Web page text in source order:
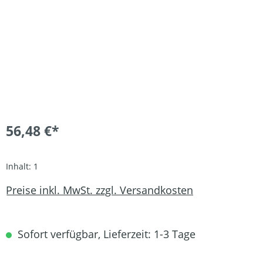
56,48 €*
Inhalt: 1
Preise inkl. MwSt. zzgl. Versandkosten
Sofort verfügbar, Lieferzeit: 1-3 Tage